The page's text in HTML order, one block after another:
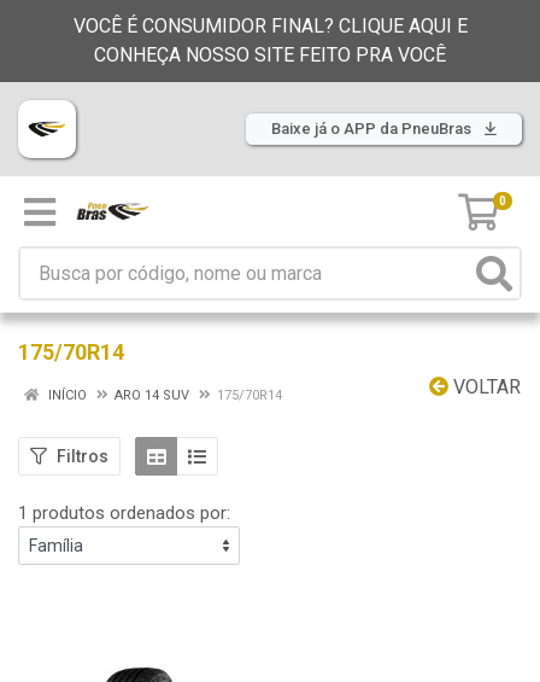
VOCÊ É CONSUMIDOR FINAL? CLIQUE AQUI E
CONHEÇA NOSSO SITE FEITO PRA VOCÊ
Baixe já o APP da PneuBras
0
175/70R14
VOLTAR
INÍCIO ARO 14 SUV 175/70R14
Filtros
1 produtos ordenados por: